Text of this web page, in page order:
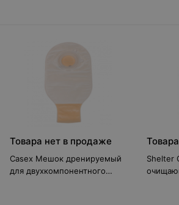
Товара нет в продаже
Casex Мешок дренируемый
для двухкомпонентного
Shelter